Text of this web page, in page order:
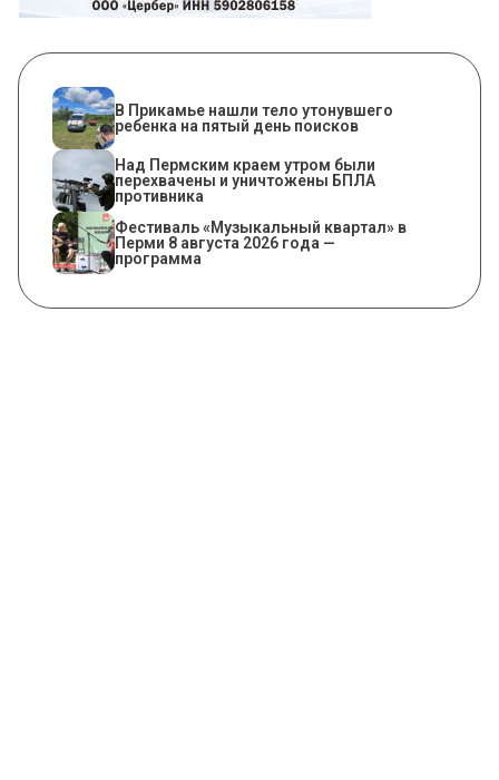
В Прикамье нашли тело утонувшего
ребенка на пятый день поисков
Над Пермским краем утром были
перехвачены и уничтожены БПЛА
противника
Фестиваль «Музыкальный квартал» в
Перми 8 августа 2026 года —
программа